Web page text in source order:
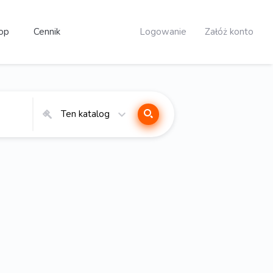
Cennik Logowanie Załóż konto
Ten katalog